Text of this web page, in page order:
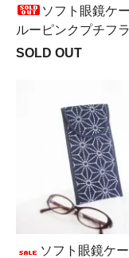
ソフト眼鏡ケ
ルーピンクプチフ
SOLD OUT
ソフト眼鏡ケ